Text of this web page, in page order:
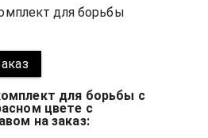
для борьбы
для борьбы с
цвете с
на заказ: